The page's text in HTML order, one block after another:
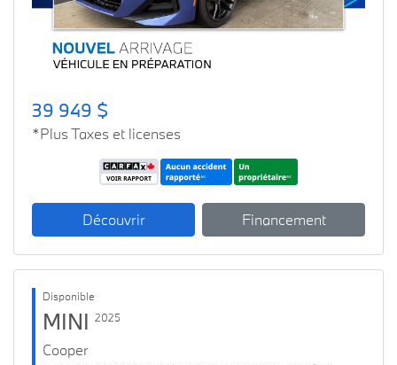
39 949 $
*Plus Taxes et licenses
Découvrir Financement
Disponible
MINI 2025
Cooper